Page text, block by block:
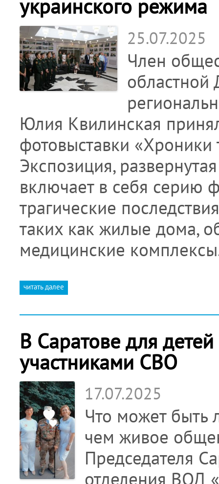
украинского режима
25.07.2025
Член
областной
Юлия Квилинская
фотовыставки
Экспозиция,
включает в себя серию
трагические
таких как жилые дома,
медицинские
читать далее
В Саратове для
участниками СВО
17.07.2025
Что может быть
чем живое
Председателя
отделения ВОД